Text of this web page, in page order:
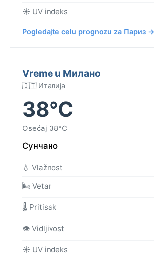
☀️ UV indeks
Pogledajte celu prognozu za Париз →
Vreme u Милано
🇮🇹 Италија
38°C
Osećaj 38°C
Сунчано
💧 Vlažnost
🌬️ Vetar
🌡️ Pritisak
👁️ Vidljivost
☀️ UV indeks